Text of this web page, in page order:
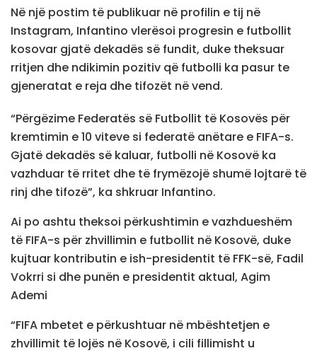
Në një postim të publikuar në profilin e tij në
Instagram, Infantino vlerësoi progresin e futbollit
kosovar gjatë dekadës së fundit, duke theksuar
rritjen dhe ndikimin pozitiv që futbolli ka pasur te
gjeneratat e reja dhe tifozët në vend.
“Përgëzime Federatës së Futbollit të Kosovës për
kremtimin e 10 viteve si federatë anëtare e FIFA-s.
Gjatë dekadës së kaluar, futbolli në Kosovë ka
vazhduar të rritet dhe të frymëzojë shumë lojtarë të
rinj dhe tifozë”, ka shkruar Infantino.
Ai po ashtu theksoi përkushtimin e vazhdueshëm
të FIFA-s për zhvillimin e futbollit në Kosovë, duke
kujtuar kontributin e ish-presidentit të FFK-së, Fadil
Vokrri si dhe punën e presidentit aktual, Agim
Ademi
“FIFA mbetet e përkushtuar në mbështetjen e
zhvillimit të lojës në Kosovë, i cili fillimisht u